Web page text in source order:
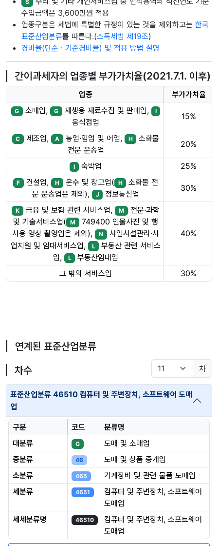
S
수입금액은 3,600만원 적용
업종구분은 세법에 특별한 규정이 있는 것을 제외하고는 한국
표준산업분류를 따른다.(소득세법 제19조)
경비율(단순ㆍ기준경비율) 및 적용 방법 설명
간이과세자의 업종별 부가가치율(2021.7.1. 이후)
업종 부가가치율
G 소매업, G 재생용 재료수집 및 판매업, I
음식점업
15%
C 제조업, A 농업·임업 및 어업, H
소화물
전문 운송업
20%
I 숙박업 25%
F 건설업, H 운수 및 창고업( H
소화물 전
문 운송업은 제외),
J 정보통신업
30%
K 금융 및 보험 관련 서비스업, M 전문·과학
및 기술서비스업( M 749400 인물사진 및 행
사용 영상 촬영업은 제외), N 사업시설관리·사
업지원 및 임대서비스업,
L
부동산 관련 서비스
업,
L 부동산임대업
40%
그 밖의 서비스업 30%
연계된 표준산업분류
차수
차
표준산업분류 46510 컴퓨터 및 주변장치, 소프트웨어 도매
업
구분 코드
분류명
대분류
G
도매 및 소매업
중분류
46
도매 및 상품 중개업
소분류
465
기계장비 및 관련 물품 도매업
세분류
4651
컴퓨터 및 주변장치, 소프트웨어
도매업
세세분류명
46510
컴퓨터 및 주변장치, 소프트웨어
도매업